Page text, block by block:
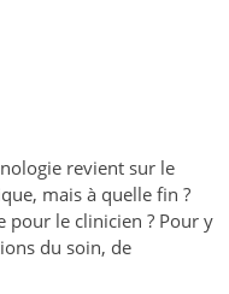
revient sur le
mais à quelle fin ?
pour le clinicien ? Pour y
du soin, de